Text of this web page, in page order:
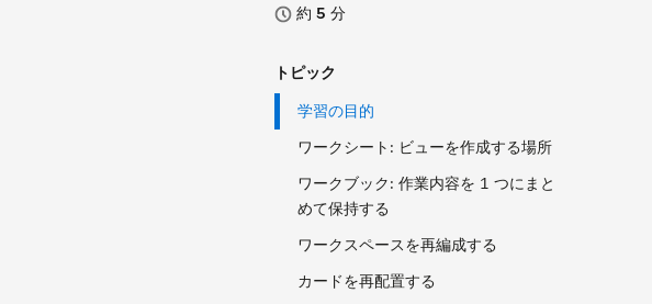
約 5 分
トピック
学習の目的
ワークシート: ビューを作成する場所
ワークブック: 作業内容を 1 つにまと
めて保持する
ワークスペースを再編成する
カードを再配置する